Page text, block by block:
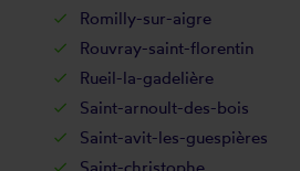
Romilly-sur-aigre
Rouvray-saint-florentin
Rueil-la-gadelière
Saint-arnoult-des-bois
Saint-avit-les-guespières